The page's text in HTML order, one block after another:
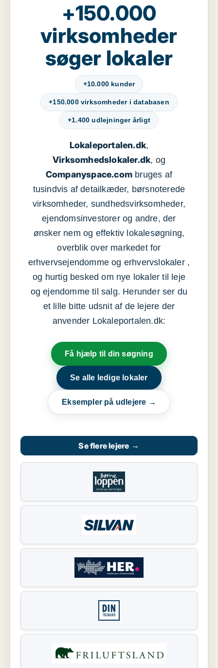
+150.000
virksomheder
søger lokaler
+10.000 kunder
+150.000 virksomheder i databasen
+1.400 udlejninger årligt
Lokaleportalen.dk,
Virksomhedslokaler.dk, og
Companyspace.com bruges af
tusindvis af detailkæder, børsnoterede
virksomheder, sundhedsvirksomheder,
ejendomsinvestorer og andre, der
ønsker nem og effektiv lokalesøgning,
overblik over markedet for
erhvervsejendomme og erhvervslokaler ,
og hurtig besked om nye lokaler til leje
og ejendomme til salg. Herunder ser du
et lille bitte udsnit af de lejere der
anvender Lokaleportalen.dk:
Få hjælp til din søgning
Se alle ledige lokaler
Eksempler på udlejere →
Se flere lejere →